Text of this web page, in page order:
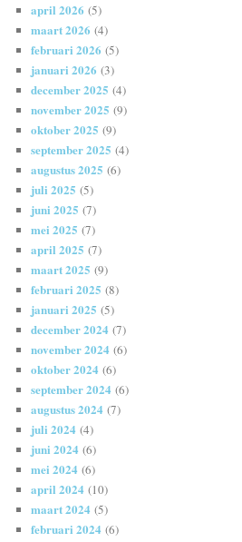
april 2026 (5)
maart 2026 (4)
februari 2026 (5)
januari 2026 (3)
december 2025 (4)
november 2025 (9)
oktober 2025 (9)
september 2025 (4)
augustus 2025 (6)
juli 2025 (5)
juni 2025 (7)
mei 2025 (7)
april 2025 (7)
maart 2025 (9)
februari 2025 (8)
januari 2025 (5)
december 2024 (7)
november 2024 (6)
oktober 2024 (6)
september 2024 (6)
augustus 2024 (7)
juli 2024 (4)
juni 2024 (6)
mei 2024 (6)
april 2024 (10)
maart 2024 (5)
februari 2024 (6)